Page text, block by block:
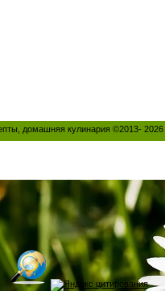
домашняя кулинария ©2013- 2026